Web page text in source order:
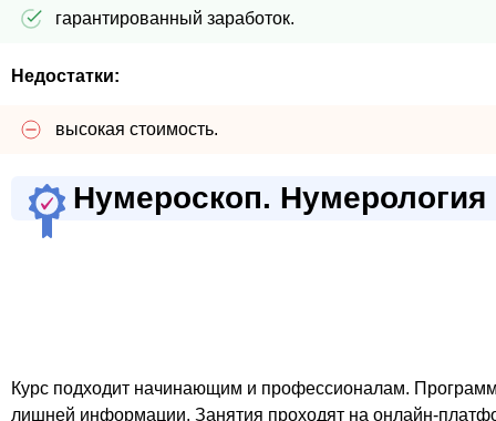
гарантированный заработок.
Недостатки:
высокая стоимость.
Нумероскоп. Нумерология
Курс подходит начинающим и профессионалам.
лишней информации. Занятия проходят на онлайн-